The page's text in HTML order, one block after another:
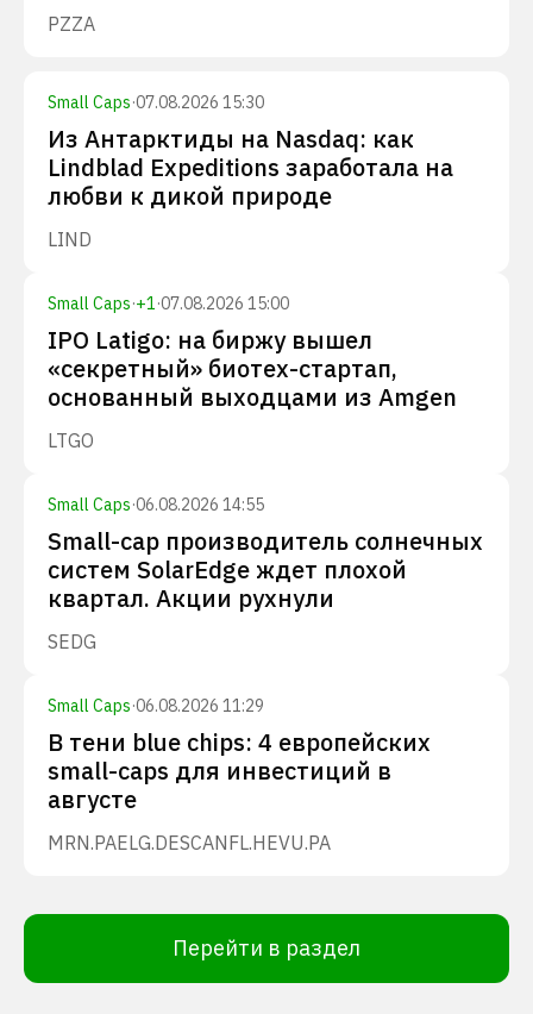
PZZA
Small Caps·07.08.2026 15:30
Из Антарктиды на Nasdaq: как
Lindblad Expeditions заработала на
любви к дикой природе
LIND
Small Caps·+1·07.08.2026 15:00
IPO Latigo: на биржу вышел
«секретный» биотех-стартап,
основанный выходцами из Amgen
LTGO
Small Caps·06.08.2026 14:55
Small-cap производитель солнечных
систем SolarEdge ждет плохой
квартал. Акции рухнули
SEDG
Small Caps·06.08.2026 11:29
В тени blue chips: 4 европейских
small-caps для инвестиций в
августе
MRN.PAELG.DESCANFL.HEVU.PA
Перейти в раздел